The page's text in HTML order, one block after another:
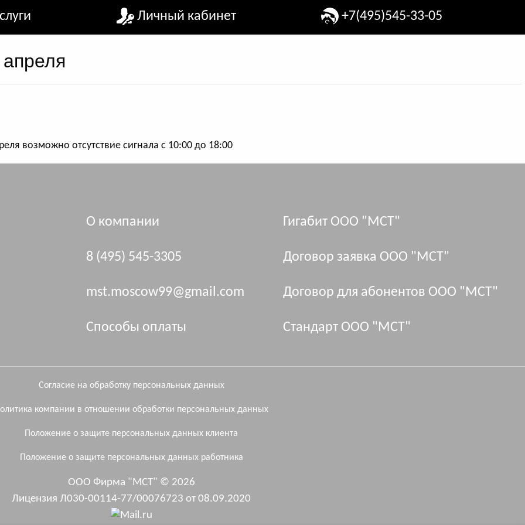
Личный кабинет +7(495)545-33-05
возможно отсутствие сигнала с 10:00 до 18:00
О компании
8 (495) 545-3305
mst.moscow99@gmail.com
Способы оплаты
Гигабит ООО "МСТ"
Договор заявка ООО "МСТ"
Договор для абонентов ООО "МСТ"
Стандарт ООО "МСТ"
Согласие на обработку персональных данных
компании в отношении обработки персональных данных
Положение о защите персональных данных клиента
Положение о защите персональных данных работника
ООО Фирма "МСТ" © 2026
Лицензия Л030-00114-77/00076723 от 08.09.2020